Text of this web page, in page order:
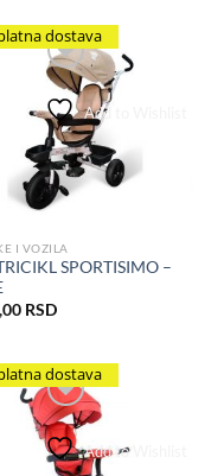
dostava
Add to Wishlist
I VOZILA
SPORTISIMO –
RSD
dostava
Add to Wishlist